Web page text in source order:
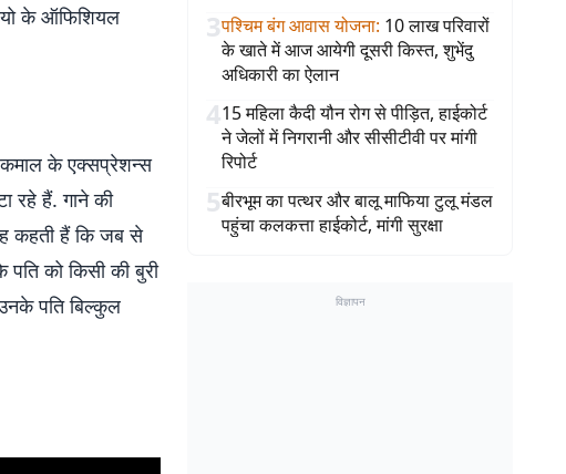
के ऑफिशियल
कमाल के एक्सप्रेशन्स
रहे हैं. गाने की
कहती हैं कि जब से
को किसी की बुरी
पति बिल्कुल
3पश्चिम बंग आवास योजना: 10 लाख परिवारों
के खाते में आज आयेगी दूसरी किस्त, शुभेंदु
अधिकारी का ऐलान
415 महिला कैदी यौन रोग से पीड़ित, हाईकोर्ट
ने जेलों में निगरानी और सीसीटीवी पर मांगी
रिपोर्ट
5बीरभूम का पत्थर और बालू माफिया टुलू मंडल
पहुंचा कलकत्ता हाईकोर्ट, मांगी सुरक्षा
विज्ञापन